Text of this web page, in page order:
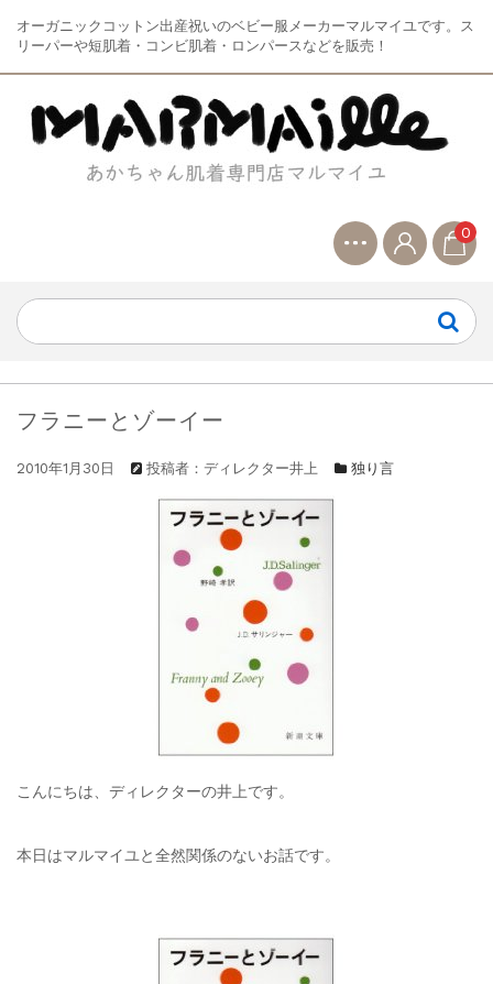
オーガニックコットン出産祝いのベビー服メーカーマルマイユです。ス
リーパーや短肌着・コンビ肌着・ロンパースなどを販売！
0
フラニーとゾーイー
2010年1月30日 投稿者：ディレクター井上 独り言
こんにちは、ディレクターの井上です。
本日はマルマイユと全然関係のないお話です。